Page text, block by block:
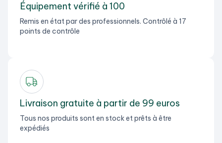
Équipement vérifié à 100
Remis en état par des professionnels. Contrôlé à 17
points de contrôle
Livraison gratuite à partir de 99 euros
Tous nos produits sont en stock et prêts à être
expédiés